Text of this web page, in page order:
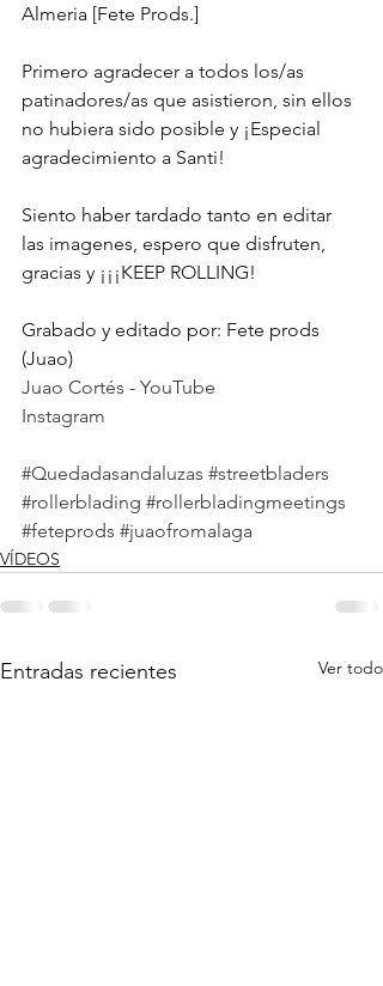
Almeria [Fete Prods.]
Primero agradecer a todos los/as
patinadores/as que asistieron, sin ellos
no hubiera sido posible y ¡Especial
agradecimiento a Santi!
Siento haber tardado tanto en editar
las imagenes, espero que disfruten,
gracias y ¡¡¡KEEP ROLLING!
Grabado y editado por: Fete prods
(Juao)
Juao Cortés - YouTube
Instagram
#Quedadasandaluzas #streetbladers
#rollerblading #rollerbladingmeetings
#feteprods #juaofromalaga
VÍDEOS
Entradas recientes Ver todo